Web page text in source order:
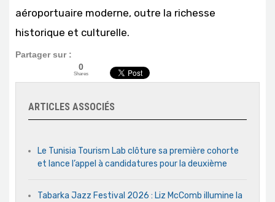
aéroportuaire moderne, outre la richesse
historique et culturelle.
Partager sur :
0
Shares
ARTICLES ASSOCIÉS
Le Tunisia Tourism Lab clôture sa première cohorte
et lance l’appel à candidatures pour la deuxième
Tabarka Jazz Festival 2026 : Liz McComb illumine la